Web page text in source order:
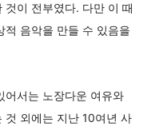
것이 전부였다. 다만 이 때
적 음악을 만들 수 있음을
어서는 노장다운 여유와
것 외에는 지난 10여년 사